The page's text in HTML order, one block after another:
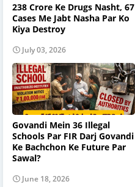
238 Crore Ke Drugs Nasht, 67
Cases Me Jabt Nasha Par Ko
Kiya Destroy
July 03, 2026
Govandi Mein 36 Illegal
Schools Par FIR Darj Govandi
Ke Bachchon Ke Future Par
Sawal?
June 18, 2026